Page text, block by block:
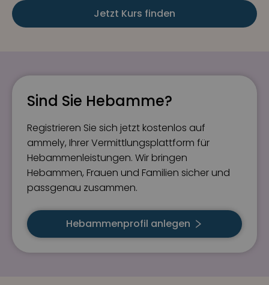
Jetzt Kurs finden
Sind Sie Hebamme?
Registrieren Sie sich jetzt kostenlos auf
ammely, Ihrer Vermittlungsplattform für
Hebammenleistungen. Wir bringen
Hebammen, Frauen und Familien sicher und
passgenau zusammen.
Hebammenprofil anlegen